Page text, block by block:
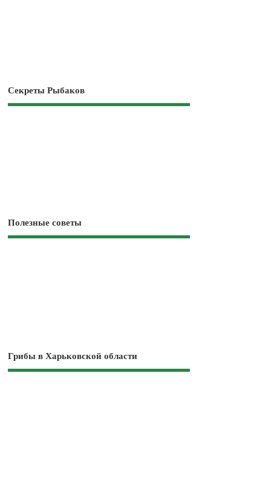
Секреты Рыбаков
Полезные советы
Грибы в Харьковской области